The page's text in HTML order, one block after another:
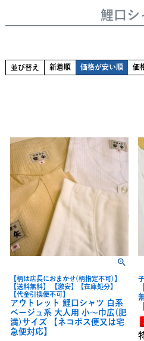
鯉口シ
並び替え 新着順 価格が安い順 価
【柄は店長におまかせ(柄指定不可)】
【送料無料】 【激安】【在庫処分】
【代金引換便不可】
アウトレット 鯉口シャツ 白系
ベージュ系 大人用 小～巾広(肥
満)サイズ 【ネコポス便又は宅
急便対応】